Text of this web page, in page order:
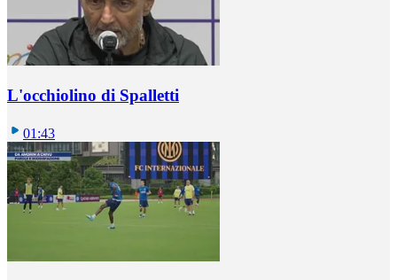
L'occhiolino di Spalletti
01:43